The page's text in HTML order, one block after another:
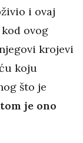
i ovaj
ovog
krojevi
koju
što je
je ono